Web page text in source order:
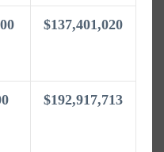
$137,401,020
$192,917,713